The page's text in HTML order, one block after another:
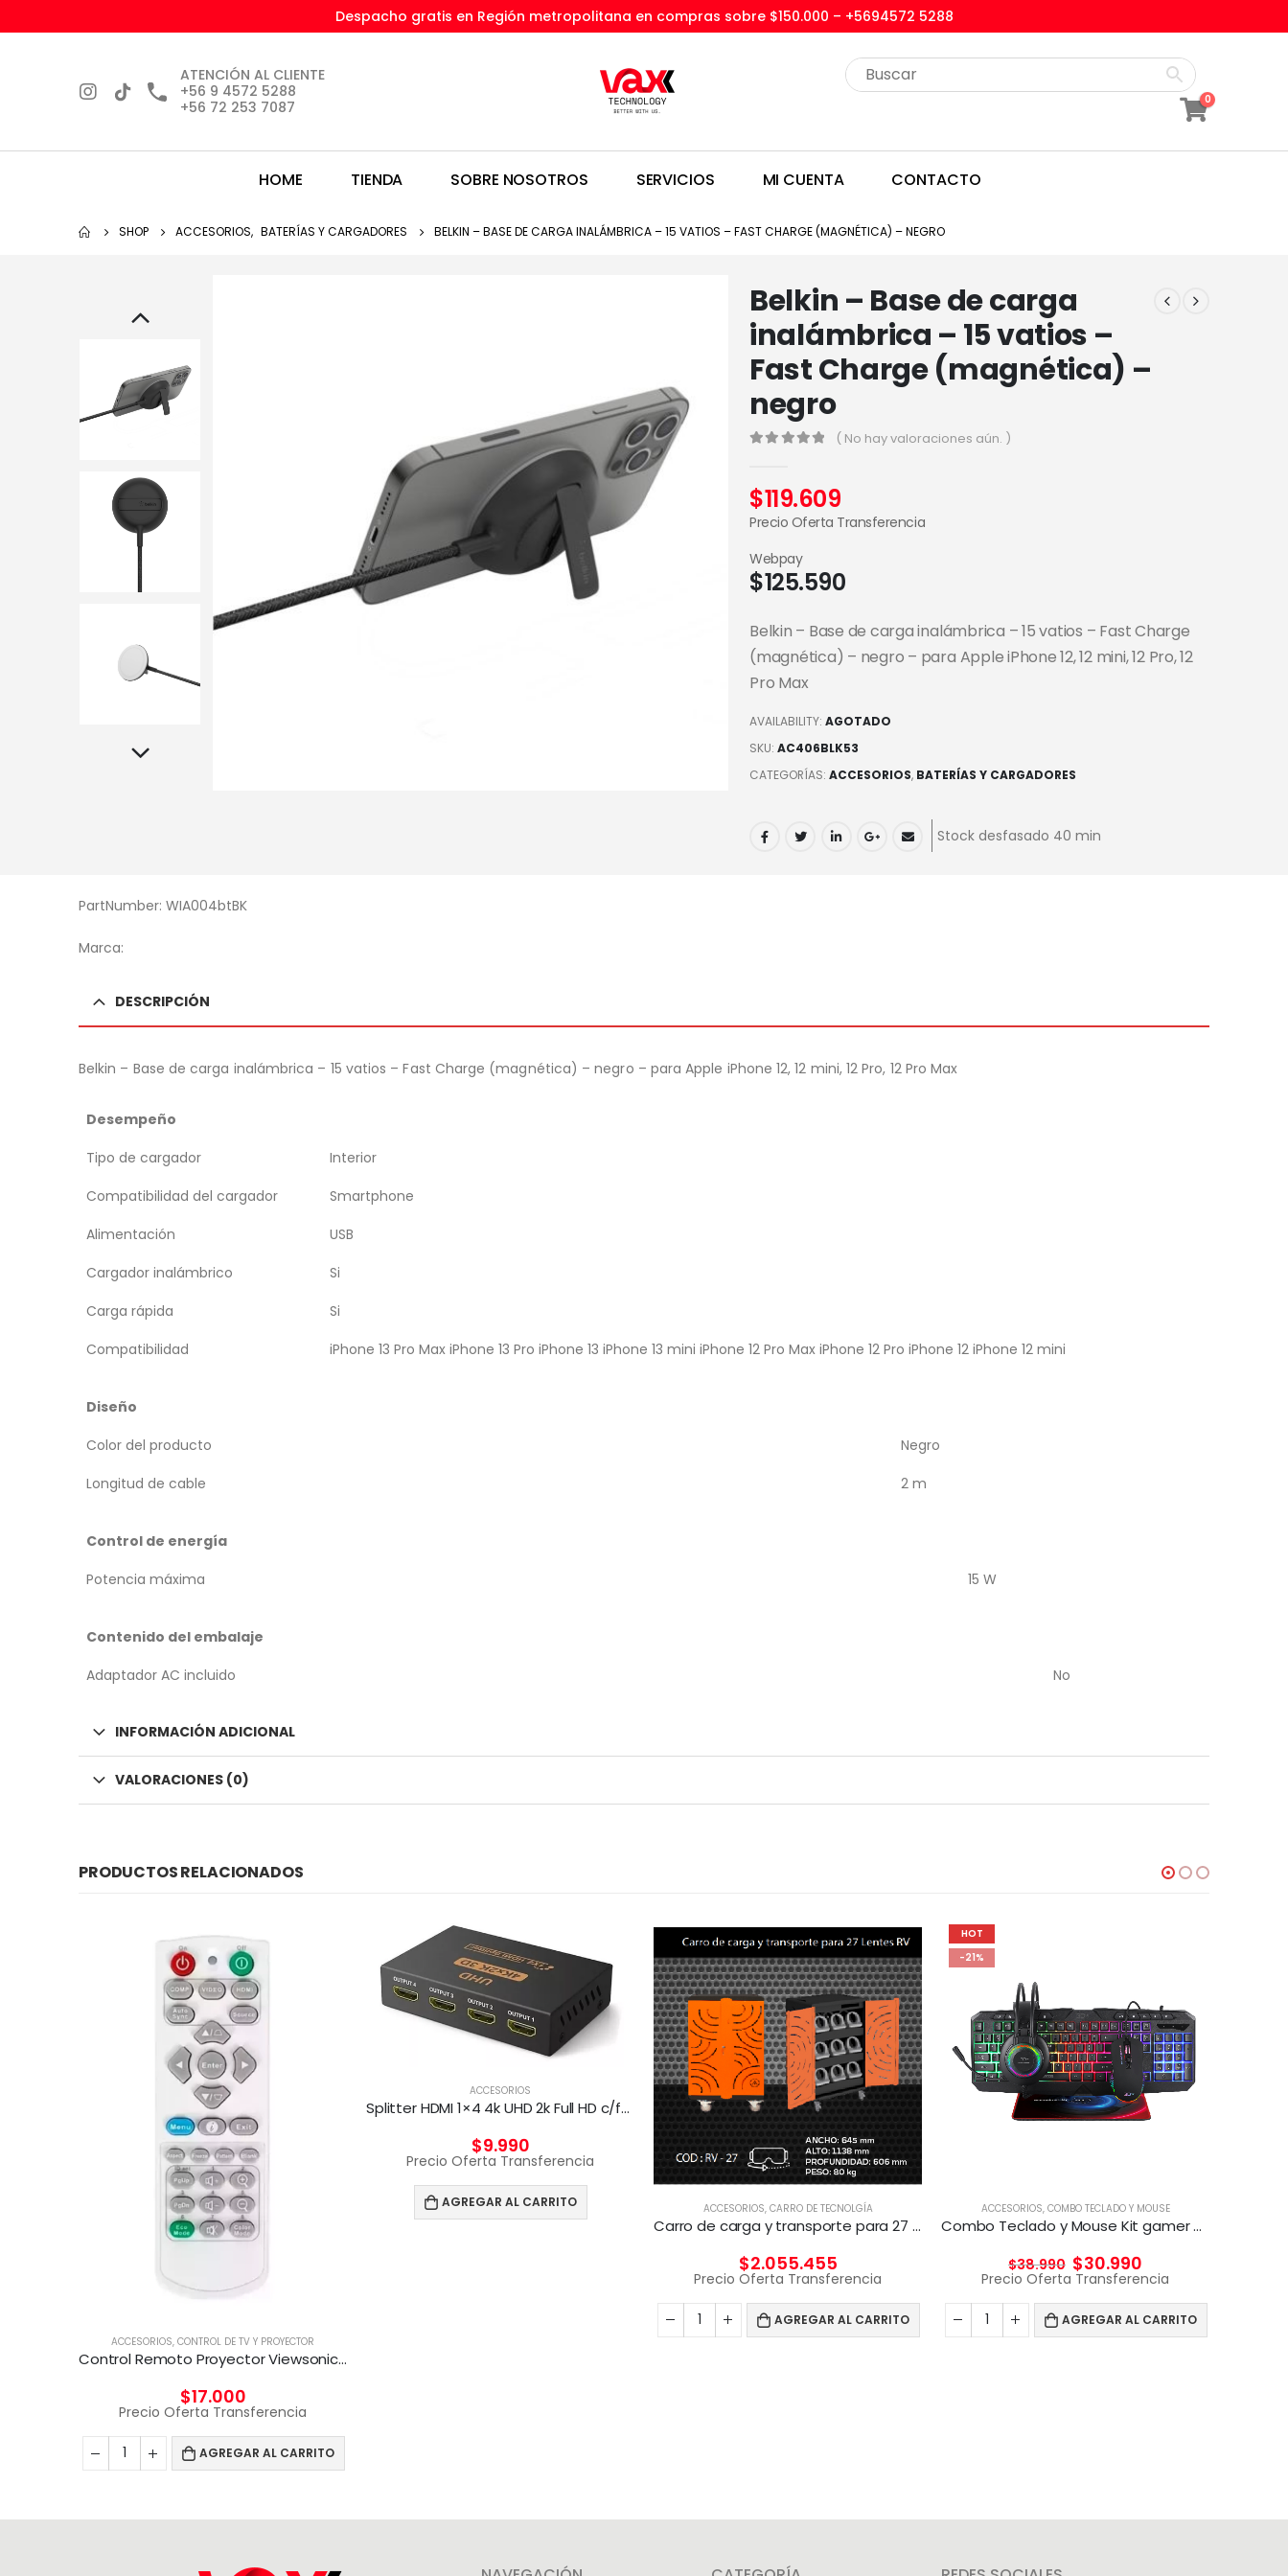
Despacho gratis en Región metropolitana en compras sobre $150.000 – +5694572 5288
ATENCIÓN AL CLIENTE
+56 9 4572 5288
+56 72 253 7087
0
HOME TIENDA SOBRE NOSOTROS SERVICIOS MI CUENTA CONTACTO
SHOP ACCESORIOS, BATERÍAS Y CARGADORES BELKIN – BASE DE CARGA INALÁMBRICA – 15 VATIOS – FAST CHARGE (MAGNÉTICA) – NEGRO
Belkin – Base de carga
inalámbrica – 15 vatios –
Fast Charge (magnética) –
negro
( No hay valoraciones aún. )
$119.609
Precio Oferta Transferencia
$125.590
Webpay
Belkin – Base de carga inalámbrica – 15 vatios – Fast Charge
(magnética) – negro – para Apple iPhone 12, 12 mini, 12 Pro, 12
Pro Max
AVAILABILITY: AGOTADO
SKU: AC406BLK53
CATEGORÍAS: ACCESORIOS, BATERÍAS Y CARGADORES
Stock desfasado 40 min
PartNumber: WIA004btBK
Marca:
DESCRIPCIÓN
Belkin – Base de carga inalámbrica – 15 vatios – Fast Charge (magnética) – negro – para Apple iPhone 12, 12 mini, 12 Pro, 12 Pro Max
Desempeño
Tipo de cargador
Interior
Compatibilidad del cargador
Smartphone
Alimentación
USB
Cargador inalámbrico
Si
Carga rápida
Si
Compatibilidad
iPhone 13 Pro Max iPhone 13 Pro iPhone 13 iPhone 13 mini iPhone 12 Pro Max iPhone 12 Pro iPhone 12 iPhone 12 mini
Diseño
Color del producto
Negro
Longitud de cable
2 m
Control de energía
Potencia máxima
15 W
Contenido del embalaje
Adaptador AC incluido
No
INFORMACIÓN ADICIONAL
VALORACIONES (0)
PRODUCTOS RELACIONADOS
ACCESORIOS, CONTROL DE TV Y PROYECTOR
Control Remoto Proyector Viewsonic Q-3101, Pt5075, Px702hd
$17.000
Precio Oferta Transferencia
AGREGAR AL CARRITO
ACCESORIOS
Splitter HDMI 1×4 4k UHD 2k Full HD c/fuente 4 pantallas
$9.990
Precio Oferta Transferencia
AGREGAR AL CARRITO ACCESORIOS, CARRO DE TECNOLGÍA
Carro de carga y transporte para 27 Lentes RV
$2.055.455
Precio Oferta Transferencia
AGREGAR AL CARRITO
HOT
-21%
ACCESORIOS, COMBO TECLADO Y MOUSE
Combo Teclado y Mouse Kit gamer 4 en 1 Taranis Pro
$38.990 $30.990
Precio Oferta Transferencia
AGREGAR AL CARRITO